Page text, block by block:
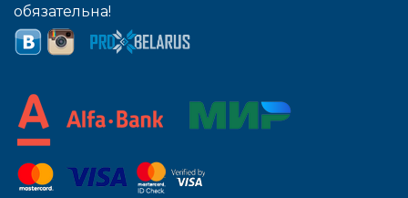
обязательна!